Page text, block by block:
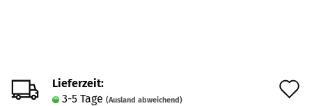
Lieferzeit:
3-5 Tage (Ausland abweichend)